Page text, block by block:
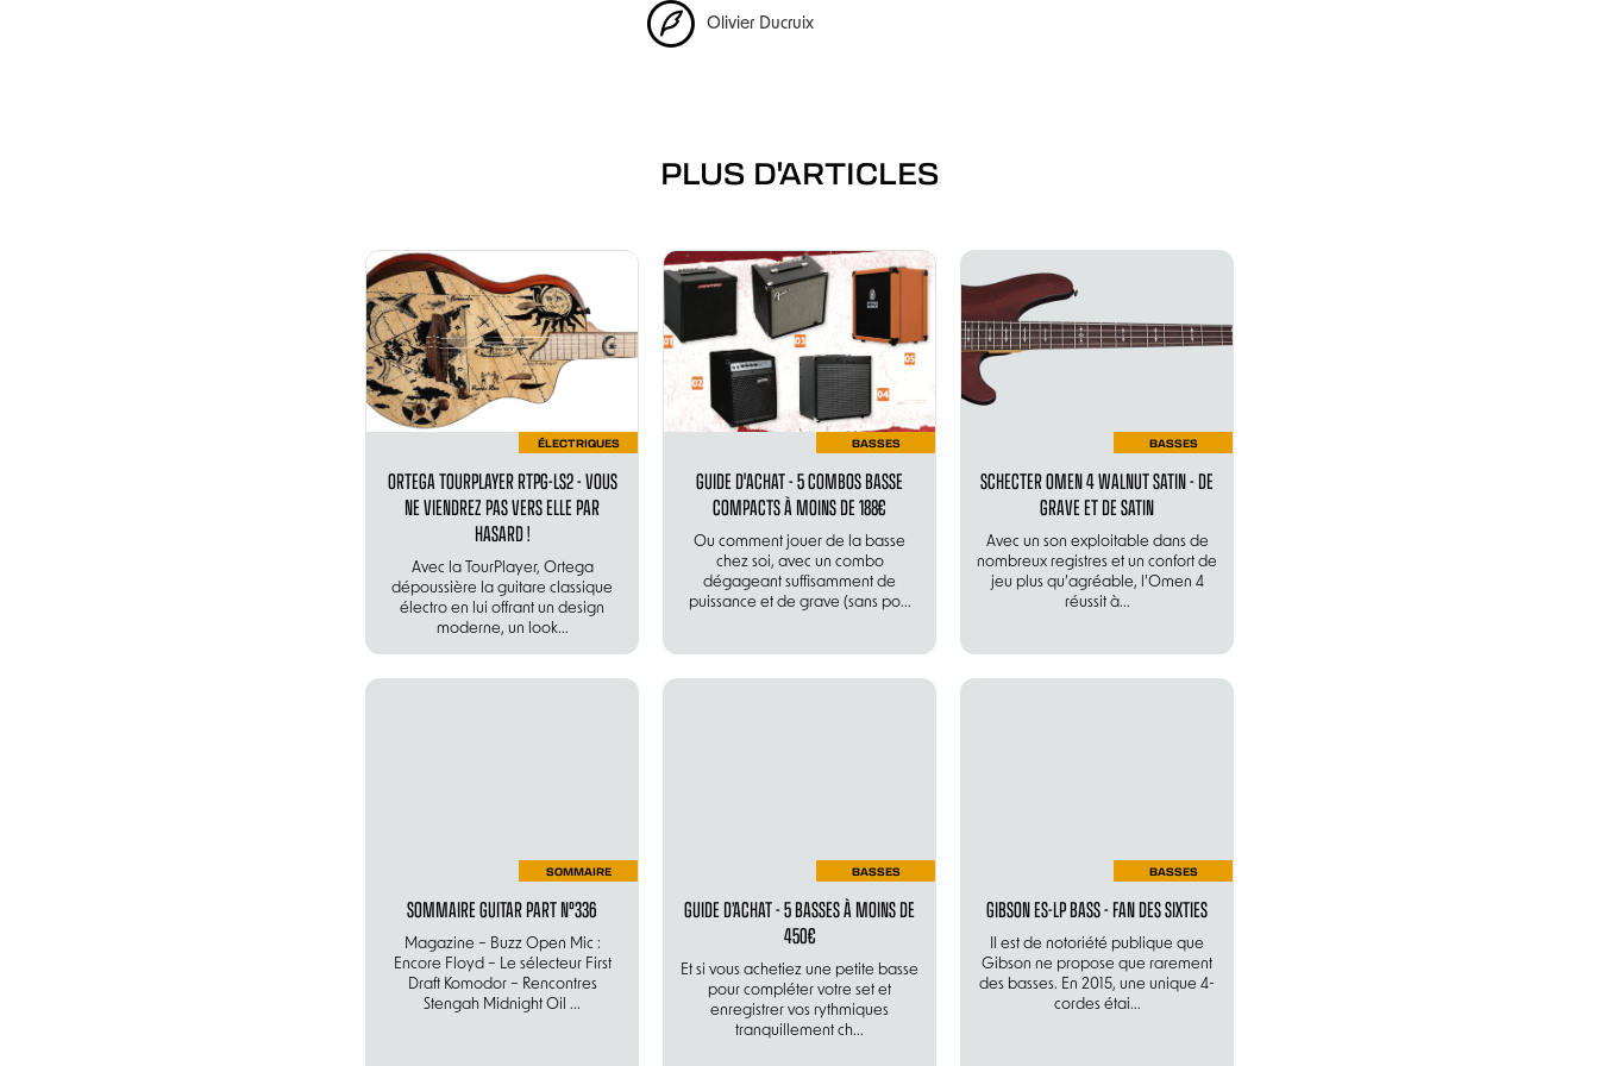
Olivier Ducruix
PLUS D'ARTICLES
ÉLECTRIQUES
ORTEGA TOURPLAYER RTPG-LS2 - VOUS
NE VIENDREZ PAS VERS ELLE PAR
HASARD !
Avec la TourPlayer, Ortega
dépoussière la guitare classique
électro en lui offrant un design
moderne, un look...
BASSES
GUIDE D'ACHAT - 5 COMBOS BASSE
COMPACTS À MOINS DE 188€
Ou comment jouer de la basse
chez soi, avec un combo
dégageant suffisamment de
puissance et de grave (sans po...
BASSES
SCHECTER OMEN 4 WALNUT SATIN - DE
GRAVE ET DE SATIN
Avec un son exploitable dans de
nombreux registres et un confort de
jeu plus qu’agréable, l’Omen 4
réussit à...
SOMMAIRE
SOMMAIRE GUITAR PART N°336
Magazine – Buzz Open Mic :
Encore Floyd – Le sélecteur First
Draft Komodor – Rencontres
Stengah Midnight Oil ...
BASSES
GUIDE D’ACHAT - 5 BASSES À MOINS DE
450€
Et si vous achetiez une petite basse
pour compléter votre set et
enregistrer vos rythmiques
tranquillement ch...
BASSES
GIBSON ES-LP BASS - FAN DES SIXTIES
Il est de notoriété publique que
Gibson ne propose que rarement
des basses. En 2015, une unique 4-
cordes étai...